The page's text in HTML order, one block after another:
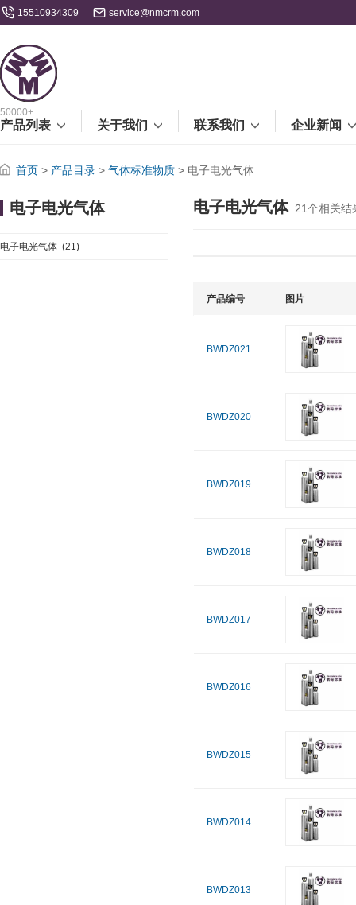
15510934309 service@nmcrm.com
50000+
产品列表 关于我们 联系我们 企业新闻
首页 > 产品目录 > 气体标准物质 > 电子电光气体
电子电光气体
电子电光气体 (21)
电子电光气体 21个相关结
产品编号 图片
BWDZ021
BWDZ020
BWDZ019
BWDZ018
BWDZ017
BWDZ016
BWDZ015
BWDZ014
BWDZ013